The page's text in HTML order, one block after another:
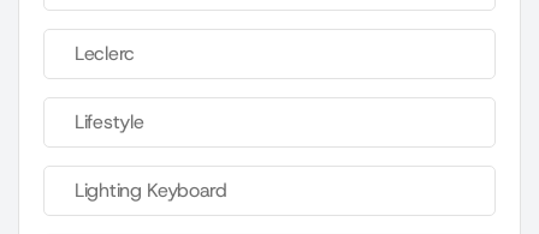
Leclerc
Lifestyle
Lighting Keyboard